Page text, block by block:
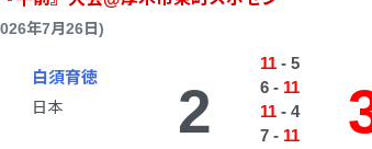
年7月26日)
白須育徳
日本 2
11- 5
6- 11
11- 4
7- 11